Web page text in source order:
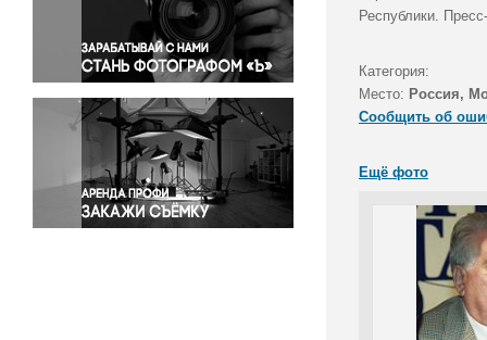
Правосудие
Происшествия и конфликты
Религия
Светская жизнь
Спорт
Экология
Экономика и бизнес
Республики.
Категория:
Место: Россия,
Сообщить об
Ещё фото